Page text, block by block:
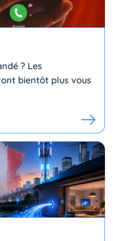
? Les
bientôt plus vous